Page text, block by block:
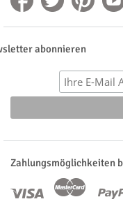
abonnieren
Zahlungsmöglichkeiten